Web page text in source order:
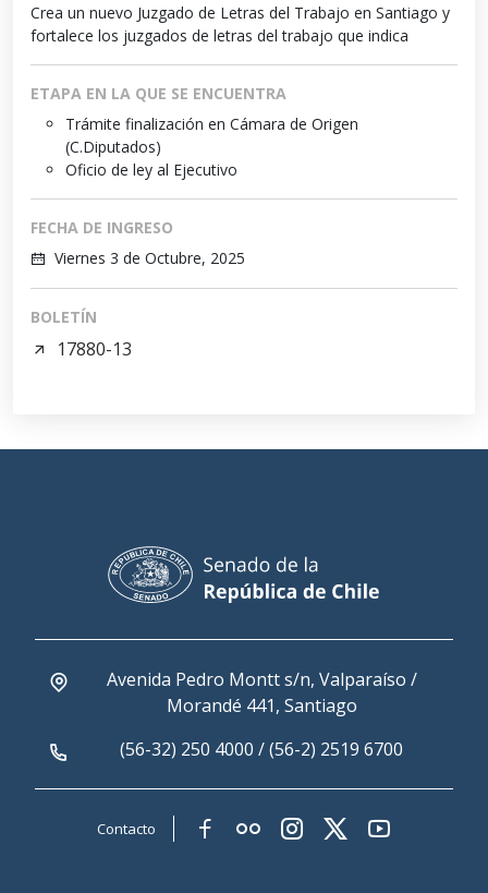
Crea un nuevo Juzgado de Letras del Trabajo en Santiago y
fortalece los juzgados de letras del trabajo que indica
ETAPA EN LA QUE SE ENCUENTRA
Trámite finalización en Cámara de Origen
(C.Diputados)
Oficio de ley al Ejecutivo
FECHA DE INGRESO
Viernes 3 de Octubre, 2025
BOLETÍN
17880-13
Avenida Pedro Montt s/n, Valparaíso /
Morandé 441, Santiago
(56-32) 250 4000 / (56-2) 2519 6700
Contacto